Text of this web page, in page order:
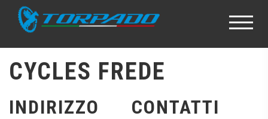
CYCLES FREDE
INDIRIZZO CONTATTI